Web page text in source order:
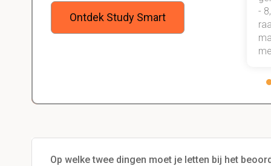
Ontdek Study Smart
onder de knie, waarmee ik zeker
weet dat ik de rest van mijn studie
-
Op welke twee dingen moet je letten bij het